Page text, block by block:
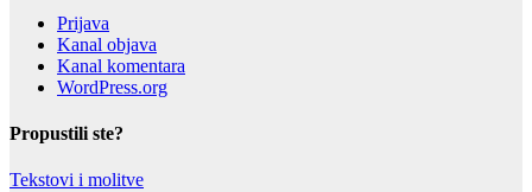
Prijava
Kanal objava
Kanal komentara
WordPress.org
Propustili ste?
Tekstovi i molitve